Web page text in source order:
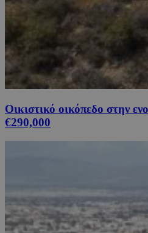
Οικιστικό οικόπεδο στην
€290,000